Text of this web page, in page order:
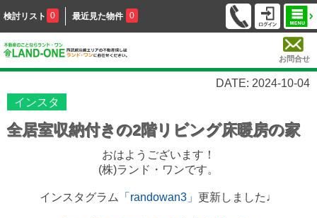
検討リスト 0 最近見た物件 0
お問合せ
DATE: 2024-10-04
インスタ
全居室収納付きの2階リビング床暖房の家
おはようございます！
(株)ランド・ワンです。
インスタグラム 「randowan3」 更新しました♩